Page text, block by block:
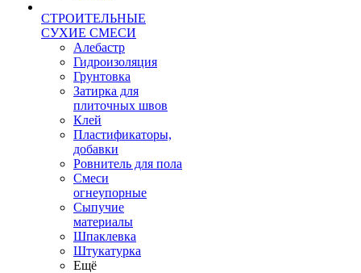
СТРОИТЕЛЬНЫЕ
СУХИЕ СМЕСИ
Алебастр
Гидроизоляция
Грунтовка
Затирка для
плиточных швов
Клей
Пластификаторы,
добавки
Ровнитель для пола
Смеси
огнеупорные
Сыпучие
материалы
Шпаклевка
Штукатурка
Ещё